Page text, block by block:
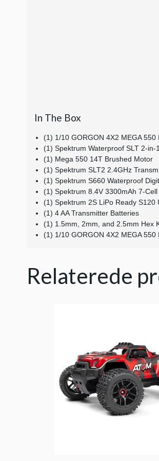
In The Box
(1) 1/10 GORGON 4X2 MEGA
(1) Spektrum Waterproof SLT 2-in-
(1) Mega 550 14T Brushed Motor
(1) Spektrum SLT2 2.4GHz
(1) Spektrum S660 Waterproof
(1) Spektrum 8.4V 3300mAh 7-
(1) Spektrum 2S LiPo Ready S120
(1) 4 AA Transmitter Batteries
(1) 1.5mm, 2mm, and 2.5mm Hex
(1) 1/10 GORGON 4X2 MEGA
Relaterede